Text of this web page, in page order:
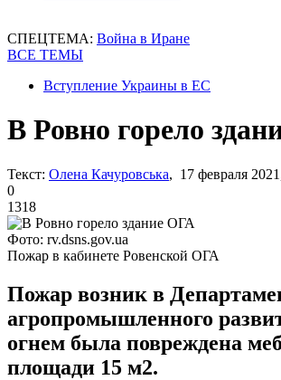
СПЕЦТЕМА: Война в Иране
ВСЕ ТЕМЫ
Вступление Украины в ЕС
В Ровно горело
Текст: Олена Качуровська, 17 февраля
0
1318
Фото: rv.dsns.gov.ua
Пожар в кабинете Ровенской ОГА
Пожар возник в
агропромышленного
огнем была повреждена
площади 15 м2.